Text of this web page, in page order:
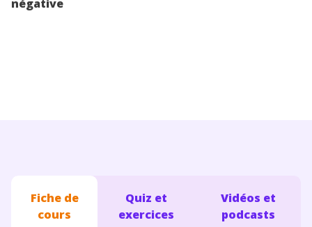
négative
Fiche de
cours
Quiz et
exercices
Vidéos et
podcasts